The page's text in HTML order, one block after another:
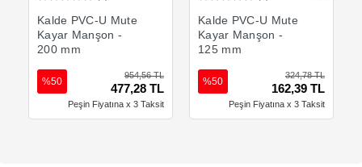
Kalde PVC-U Mute
Kayar Manşon -
200 mm
954,56 TL
477,28 TL
%50
Peşin Fiyatına x 3 Taksit
Kalde PVC-U Mute
Kayar Manşon -
125 mm
324,78 TL
162,39 TL
%50
Peşin Fiyatına x 3 Taksit